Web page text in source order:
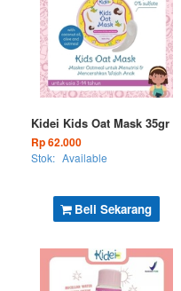
Beli Sekarang
Kidei Kids Oat Mask 35gr
Rp 62.000
Stok: Available